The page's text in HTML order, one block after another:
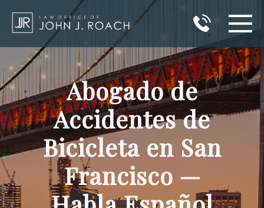
INICIO
ÁREAS DE PRÁCTICA
ÁREAS QUE SIRVO
RESULTADOS
ACERCA DE JOHN J. ROACH
Abogado de
Accidentes de
Bicicleta en San
Francisco —